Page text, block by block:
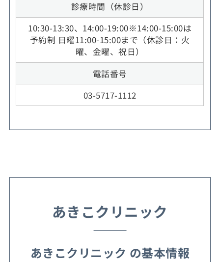
診療時間（休診日）
10:30-13:30、14:00-19:00※14:00-15:00は
予約制 日曜11:00-15:00まで（休診日：火
曜、金曜、祝日）
電話番号
03-5717-1112
あきこクリニック
あきこクリニック の基本情報